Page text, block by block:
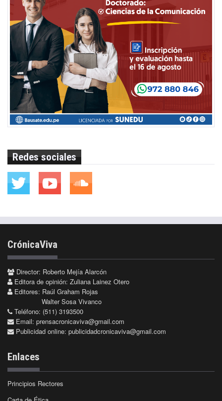
Redes sociales
CrónicaViva
Director: Roberto Mejía Alarcón
Editora de opinión: Zuliana Lainez Otero
Editores: Raúl Graham Rojas
Walter Sosa Vivanco
Teléfono: (511) 3193500
Email: prensacronicaviva@gmail.com
Publicidad online: publicidadcronicaviva@gmail.com
Enlaces
Principios Rectores